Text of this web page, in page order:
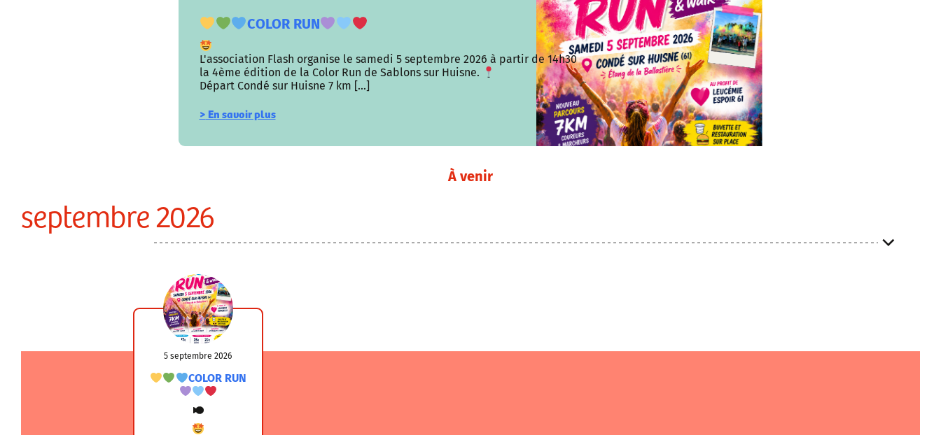
COLOR RUN
L'association Flash organise le samedi 5 septembre 2026 à partir de 14h30
la 4ème édition de la Color Run de Sablons sur Huisne.
Départ Condé sur Huisne 7 km [...]
> En savoir plus
À venir
septembre 2026
COLOR RUN
5 septembre 2026